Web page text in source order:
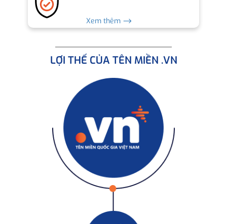
Xem thêm ⟶
LỢI THẾ CỦA TÊN MIỀN .VN